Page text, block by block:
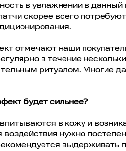
в увлажнении в
скорее всего
отмечают наши
в течение
ритуалом. Многие
будет сильнее?
в кожу и
нужно
выдерживать